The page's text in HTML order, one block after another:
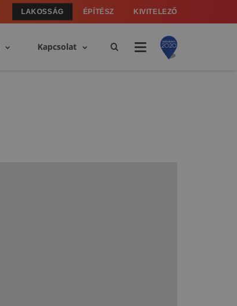
LAKOSSÁG ÉPÍTÉSZ KIVITELEZŐ
Kapcsolat